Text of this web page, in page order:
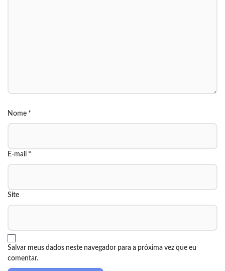
Nome *
E-mail *
Site
Salvar meus dados neste navegador para a próxima vez que eu
comentar.